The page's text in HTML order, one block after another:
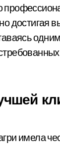
достигая
имела